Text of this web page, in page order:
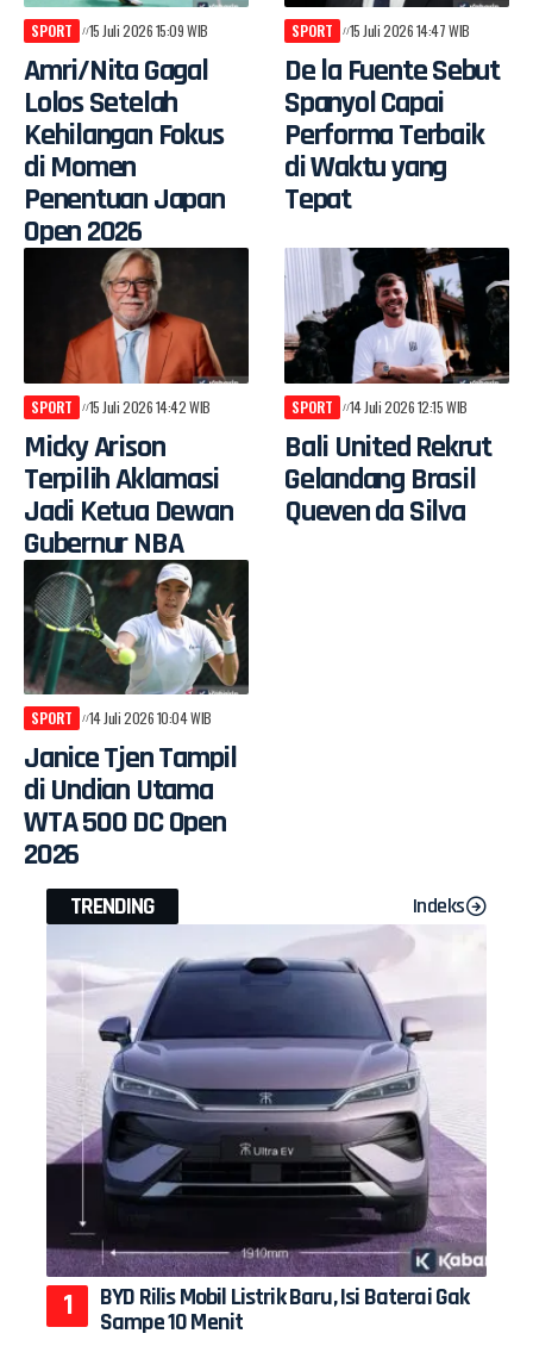
SPORT 15 Juli 2026 15:09 WIB
Amri/Nita Gagal
Lolos Setelah
Kehilangan Fokus
di Momen
Penentuan Japan
Open 2026
SPORT 15 Juli 2026 14:47 WIB
De la Fuente Sebut
Spanyol Capai
Performa Terbaik
di Waktu yang
Tepat
SPORT 15 Juli 2026 14:42 WIB
Micky Arison
Terpilih Aklamasi
Jadi Ketua Dewan
Gubernur NBA
SPORT 14 Juli 2026 12:15 WIB
Bali United Rekrut
Gelandang Brasil
Queven da Silva
SPORT 14 Juli 2026 10:04 WIB
Janice Tjen Tampil
di Undian Utama
WTA 500 DC Open
2026
TRENDING Indeks
BYD Rilis Mobil Listrik Baru, Isi Baterai Gak
Sampe 10 Menit